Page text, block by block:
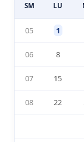
SM LU
05 1
06 8
07 15
08 22